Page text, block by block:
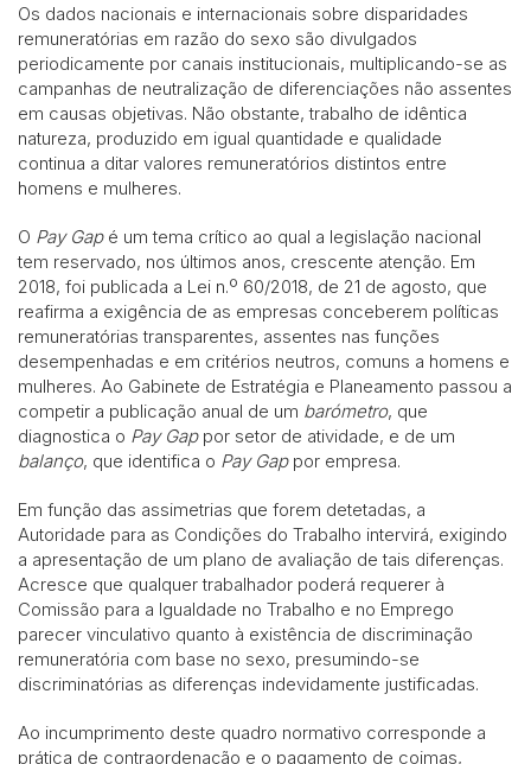
Os dados nacionais e internacionais sobre disparidades
remuneratórias em razão do sexo são divulgados
periodicamente por canais institucionais, multiplicando-se as
campanhas de neutralização de diferenciações não assentes
em causas objetivas. Não obstante, trabalho de idêntica
natureza, produzido em igual quantidade e qualidade
continua a ditar valores remuneratórios distintos entre
homens e mulheres.
O Pay Gap é um tema crítico ao qual a legislação nacional
tem reservado, nos últimos anos, crescente atenção. Em
2018, foi publicada a Lei n.º 60/2018, de 21 de agosto, que
reafirma a exigência de as empresas conceberem políticas
remuneratórias transparentes, assentes nas funções
desempenhadas e em critérios neutros, comuns a homens e
mulheres. Ao Gabinete de Estratégia e Planeamento passou a
competir a publicação anual de um barómetro, que
diagnostica o Pay Gappor setor de atividade, e de um
balanço, que identifica o Pay Gappor empresa.
Em função das assimetrias que forem detetadas, a
Autoridade para as Condições do Trabalho intervirá, exigindo
a apresentação de um plano de avaliação de tais diferenças.
Acresce que qualquer trabalhador poderá requerer à
Comissão para a Igualdade no Trabalho e no Emprego
parecer vinculativo quanto à existência de discriminação
remuneratória com base no sexo, presumindo-se
discriminatórias as diferenças indevidamente justificadas.
Ao incumprimento deste quadro normativo corresponde a
prática de contraordenação e o pagamento de coimas,